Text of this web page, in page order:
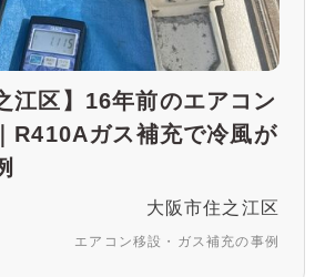
江区】16年前のエアコン
R410Aガス補充で冷風が
大阪市住之江区
エアコン移設・ガス補充の事例